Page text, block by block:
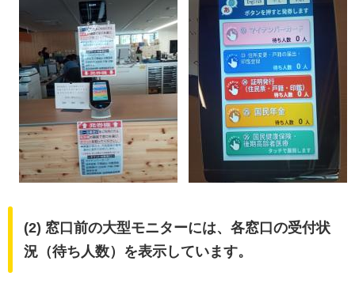
(2) 窓口前の大型モニターには、各窓口の受付状
況（待ち人数）を表示しています。